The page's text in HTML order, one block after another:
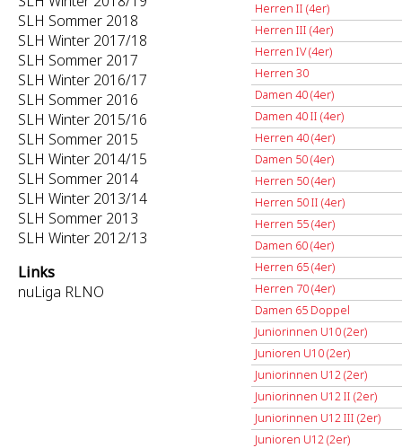
SLH Sommer 2018
SLH Winter 2017/18
SLH Sommer 2017
SLH Winter 2016/17
SLH Sommer 2016
SLH Winter 2015/16
SLH Sommer 2015
SLH Winter 2014/15
SLH Sommer 2014
SLH Winter 2013/14
SLH Sommer 2013
SLH Winter 2012/13
Links
nuLiga RLNO
Herren II (4er)
Herren III (4er)
Herren IV (4er)
Herren 30
Damen 40 (4er)
Damen 40 II (4er)
Herren 40 (4er)
Damen 50 (4er)
Herren 50 (4er)
Herren 50 II (4er)
Herren 55 (4er)
Damen 60 (4er)
Herren 65 (4er)
Herren 70 (4er)
Damen 65 Doppel
Juniorinnen U10 (2er)
Junioren U10 (2er)
Juniorinnen U12 (2er)
Juniorinnen U12 II (2er)
Juniorinnen U12 III (2er)
Junioren U12 (2er)